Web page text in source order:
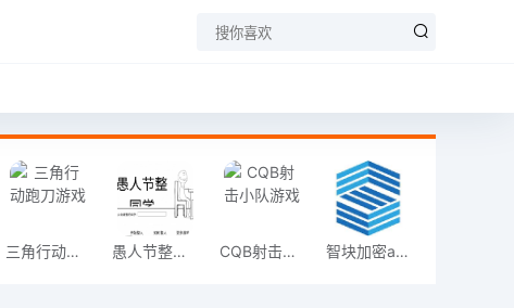
三角行动跑刀游戏 愚人节整同学 CQB射击小队游戏 智块加密app